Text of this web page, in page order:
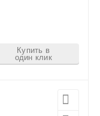
Купить в
один клик